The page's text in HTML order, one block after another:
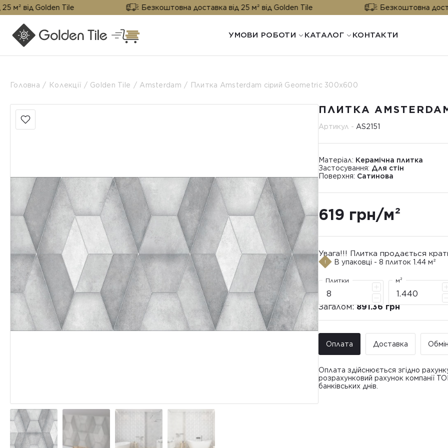
Golden Tile Безкоштовна доставка від 25 м² від Golden Tile Безкоштовна доставка від
УМОВИ РОБОТИ КАТАЛОГ КОНТАКТИ
Головна Колекції Golden Tile Amsterdam Плитка Amsterdam сірий Geometric 300х600
ПЛИТКА
Артикул - AS2151
Матеріал: Керамічна плитка
Застосування: Для стін
Поверхня: Сатинова
619 грн/м²
Увага!!! Плитка продається
В упаковці - 8 плиток 1.44 м²
Плитки м²
Загалом:891.36 грн
Оплата Доставка Обмін
Оплата здійснюється згідно
розрахунковий рахунок компанії
банківських днів.